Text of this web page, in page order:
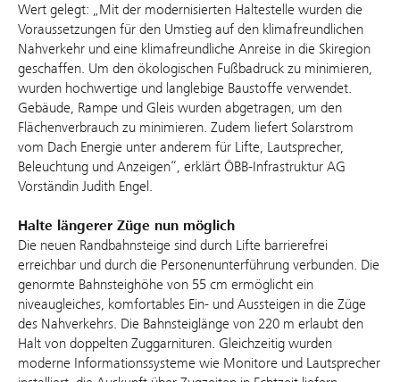
Wert gelegt: „Mit der modernisierten Haltestelle wurden die
Voraussetzungen für den Umstieg auf den klimafreundlichen
Nahverkehr und eine klimafreundliche Anreise in die Skiregion
geschaffen. Um den ökologischen Fußbadruck zu minimieren,
wurden hochwertige und langlebige Baustoffe verwendet.
Gebäude, Rampe und Gleis wurden abgetragen, um den
Flächenverbrauch zu minimieren. Zudem liefert Solarstrom
vom Dach Energie unter anderem für Lifte, Lautsprecher,
Beleuchtung und Anzeigen“, erklärt ÖBB-Infrastruktur AG
Vorständin Judith Engel.
Halte längerer Züge nun möglich
Die neuen Randbahnsteige sind durch Lifte barrierefrei
erreichbar und durch die Personenunterführung verbunden. Die
genormte Bahnsteighöhe von 55 cm ermöglicht ein
niveaugleiches, komfortables Ein- und Aussteigen in die Züge
des Nahverkehrs. Die Bahnsteiglänge von 220 m erlaubt den
Halt von doppelten Zuggarnituren. Gleichzeitig wurden
moderne Informationssysteme wie Monitore und Lautsprecher